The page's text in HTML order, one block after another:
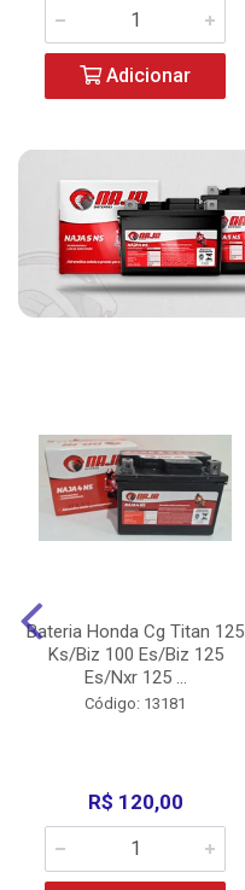
Adicionar
Bateria Honda Cg Titan 125
Ks/Biz 100 Es/Biz 125
Es/Nxr 125 ...
Código: 13181
R$ 120,00